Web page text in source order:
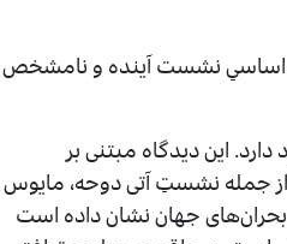
اساسیِ نشست آینده و نامشخص
این دیدگاه مبتنی بر
جمله نشستِ آتی دوحه، مایوس
جهان نشان داده است